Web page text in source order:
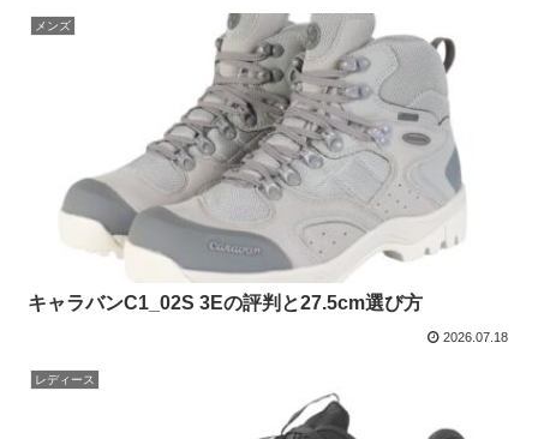
メンズ
キャラバンC1_02S 3Eの評判と27.5cm選び方
2026.07.18
レディース